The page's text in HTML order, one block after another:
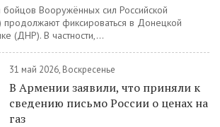
Вооружённых сил Российской
фиксироваться в Донецкой
(ДНР). В частности,...
31 май 2026, Воскресенье
В Армении заявили, что приняли к
сведению письмо России о ценах на
газ